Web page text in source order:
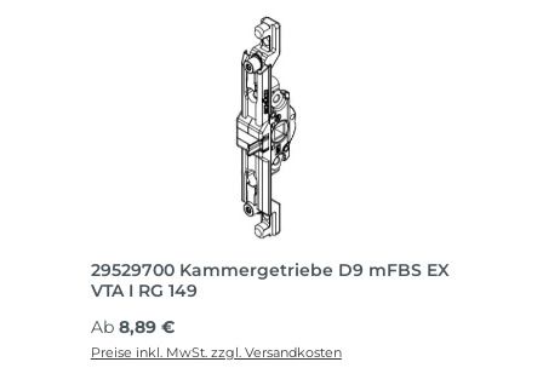
29529700 Kammergetriebe D9 mFBS EX
VTA I RG 149
Regulärer Preis:
Ab 8,89 €
Preise inkl. MwSt. zzgl. Versandkosten